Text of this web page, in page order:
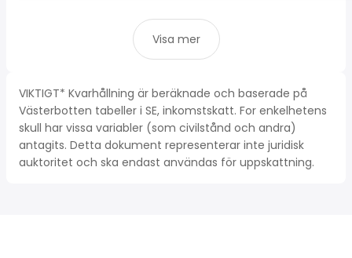
Visa mer
VIKTIGT* Kvarhållning är beräknade och baserade på
Västerbotten tabeller i SE, inkomstskatt. For enkelhetens
skull har vissa variabler (som civilstånd och andra)
antagits. Detta dokument representerar inte juridisk
auktoritet och ska endast användas för uppskattning.